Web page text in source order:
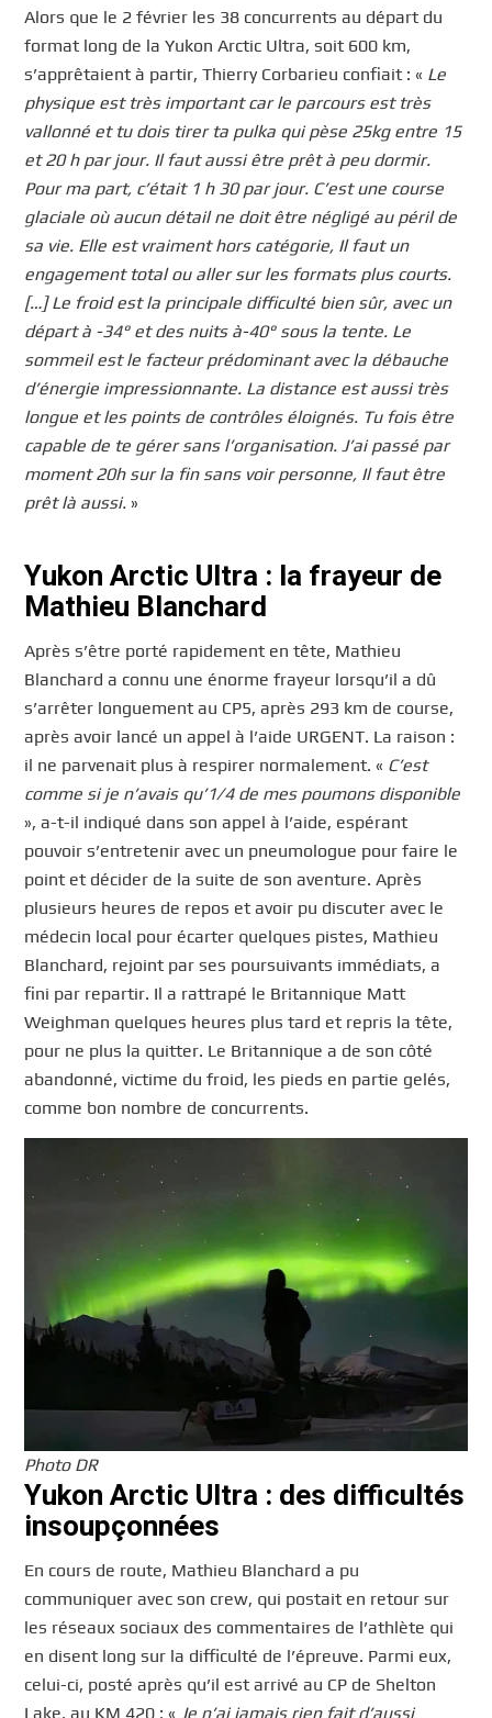
Alors que le 2 février les 38 concurrents au départ du
format long de la Yukon Arctic Ultra, soit 600 km,
s’apprêtaient à partir, Thierry Corbarieu confiait : « Le
physique est très important car le parcours est très
vallonné et tu dois tirer ta pulka qui pèse 25kg entre 15
et 20 h par jour. Il faut aussi être prêt à peu dormir.
Pour ma part, c’était 1 h 30 par jour. C’est une course
glaciale où aucun détail ne doit être négligé au péril de
sa vie. Elle est vraiment hors catégorie, Il faut un
engagement total ou aller sur les formats plus courts.
[…] Le froid est la principale difficulté bien sûr, avec un
départ à -34° et des nuits à-40° sous la tente. Le
sommeil est le facteur prédominant avec la débauche
d’énergie impressionnante. La distance est aussi très
longue et les points de contrôles éloignés. Tu fois être
capable de te gérer sans l’organisation. J’ai passé par
moment 20h sur la fin sans voir personne, Il faut être
prêt là aussi. »
Yukon Arctic Ultra : la frayeur de
Mathieu Blanchard
Après s’être porté rapidement en tête, Mathieu
Blanchard a connu une énorme frayeur lorsqu’il a dû
s’arrêter longuement au CP5, après 293 km de course,
après avoir lancé un appel à l’aide URGENT. La raison :
il ne parvenait plus à respirer normalement. « C’est
comme si je n’avais qu’1/4 de mes poumons disponible
», a-t-il indiqué dans son appel à l’aide, espérant
pouvoir s’entretenir avec un pneumologue pour faire le
point et décider de la suite de son aventure. Après
plusieurs heures de repos et avoir pu discuter avec le
médecin local pour écarter quelques pistes, Mathieu
Blanchard, rejoint par ses poursuivants immédiats, a
fini par repartir. Il a rattrapé le Britannique Matt
Weighman quelques heures plus tard et repris la tête,
pour ne plus la quitter. Le Britannique a de son côté
abandonné, victime du froid, les pieds en partie gelés,
comme bon nombre de concurrents.
Photo DR
Yukon Arctic Ultra : des difficultés
insoupçonnées
En cours de route, Mathieu Blanchard a pu
communiquer avec son crew, qui postait en retour sur
les réseaux sociaux des commentaires de l’athlète qui
en disent long sur la difficulté de l’épreuve. Parmi eux,
celui-ci, posté après qu’il est arrivé au CP de Shelton
Lake, au KM 420 : « Je n’ai jamais rien fait d’aussi